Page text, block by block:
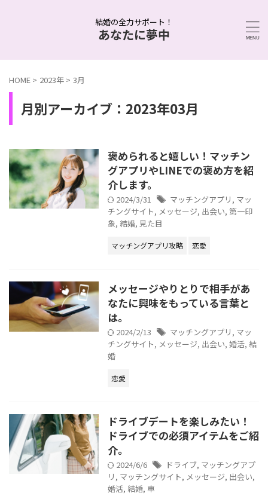
結婚の全力サポート！
あなたに夢中
HOME > 2023年 > 3月
月別アーカイブ：2023年03月
褒められると嬉しい！マッチン
グアプリやLINEでの褒め方を紹
介します。
2024/3/31 マッチングアプリ , マッ
チングサイト, メッセージ, 出会い, 第一印
象, 結婚, 見た目
マッチングアプリ攻略 恋愛
メッセージやりとりで相手があ
なたに興味をもっている言葉と
は。
2024/2/13 マッチングアプリ , マッ
チングサイト, メッセージ, 出会い, 婚活, 結
婚
恋愛
ドライブデートを楽しみたい！
ドライブでの必須アイテムをご紹
介。
2024/6/6 ドライブ, マッチングアプ
リ , マッチングサイト, メッセージ, 出会い,
婚活, 結婚, 車